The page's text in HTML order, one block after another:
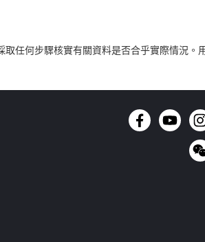
任何步驟核實有關資料是否合乎實際情況。